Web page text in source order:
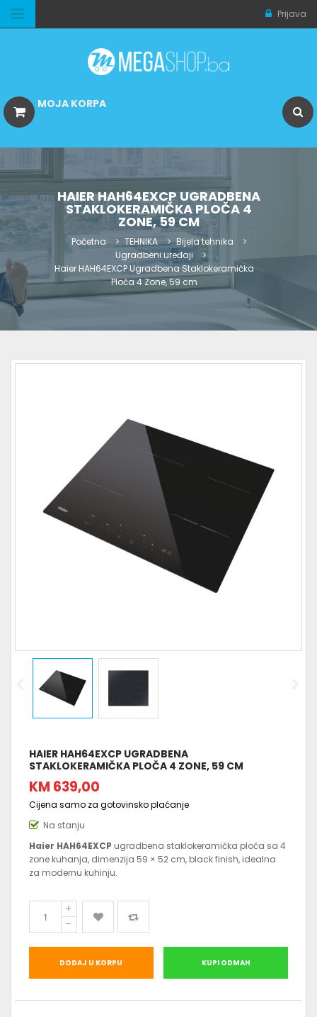
Prijava
MOJA KORPA
HAIER HAH64EXCP UGRADBENA
STAKLOKERAMIČKA PLOČA 4
ZONE, 59 CM
Početna TEHNIKA
Bijela tehnika
Ugradbeni uređaji
Haier HAH64EXCP Ugradbena Staklokeramička
Ploča 4 Zone, 59 cm
HAIER HAH64EXCP UGRADBENA
STAKLOKERAMIČKA PLOČA 4 ZONE, 59 CM
KM 639,00
Cijena samo za gotovinsko plaćanje
Na stanju
Haier HAH64EXCP ugradbena staklokeramička ploča sa 4
zone kuhanja, dimenzija 59 × 52 cm, black finish, idealna
za modernu kuhinju.
DODAJ U KORPU KUPI ODMAH